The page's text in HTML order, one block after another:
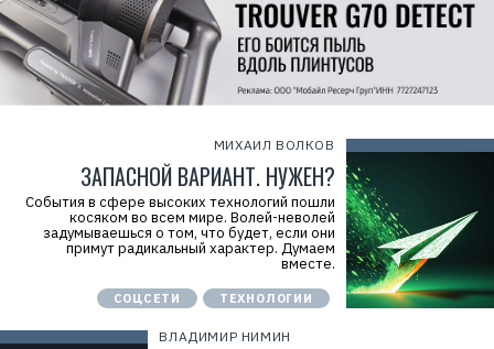
МИХАИЛ ВОЛКОВ
ЗАПАСНОЙ ВАРИАНТ. НУЖЕН?
События в сфере высоких технологий пошли
косяком во всем мире. Волей-неволей
задумываешься о том, что будет, если они
примут радикальный характер. Думаем
вместе.
СОЦСЕТИ ТЕХНОЛОГИИ
ВЛАДИМИР НИМИН